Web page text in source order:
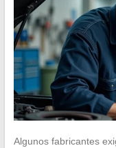
Algunos fabricantes